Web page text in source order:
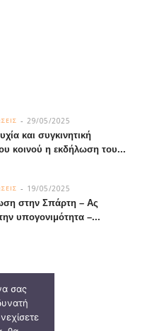
και συγκινητική
κοινού η εκδήλωση του...
29/05/2025
στην Σπάρτη – Ας
υπογονιμότητα –...
19/05/2025
σας